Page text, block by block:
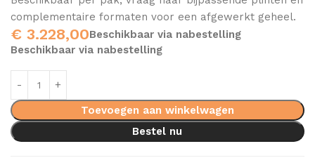
complementaire formaten voor een afgewerkt geheel.
€ 3.228,00Beschikbaar via nabestelling
Beschikbaar via nabestelling
Toevoegen aan winkelwagen
Bestel nu